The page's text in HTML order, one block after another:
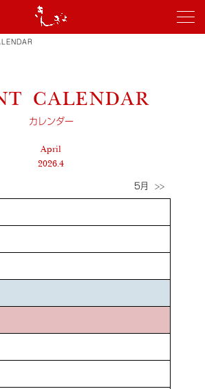
CALENDAR
カレンダー
April
2026.4
5月 >>